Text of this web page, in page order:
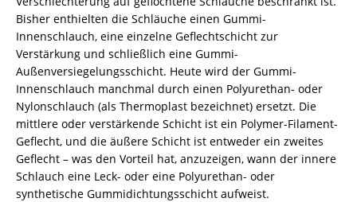
Bisher enthielten die Schläuche einen Gummi-
Innenschlauch, eine einzelne Geflechtschicht zur
Verstärkung und schließlich eine Gummi-
Außenversiegelungsschicht. Heute wird der Gummi-
Innenschlauch manchmal durch einen Polyurethan- oder
Nylonschlauch (als Thermoplast bezeichnet) ersetzt. Die
mittlere oder verstärkende Schicht ist ein Polymer-Filament-
Geflecht, und die äußere Schicht ist entweder ein zweites
Geflecht – was den Vorteil hat, anzuzeigen, wann der innere
Schlauch eine Leck- oder eine Polyurethan- oder
synthetische Gummidichtungsschicht aufweist.